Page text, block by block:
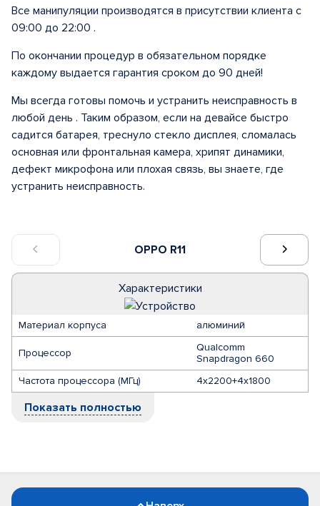
OPPO R11
Характеристики
Материал корпуса алюминий
Процессор
Qualcomm
Snapdragon 660
Частота процессора (МГц)
4x2200+4x1800
Показать полностью
Все манипуляции производятся в присутствии клиента с
09:00 до 22:00 .
По окончании процедур в обязательном порядке
каждому выдается гарантия сроком до 90 дней!
Мы всегда готовы помочь и устранить неисправность в
любой день . Таким образом, если на девайсе быстро
садится батарея, треснуло стекло дисплея, сломалась
основная или фронтальная камера, хрипят динамики,
дефект микрофона или плохая связь, вы знаете, где
устранить неисправность.